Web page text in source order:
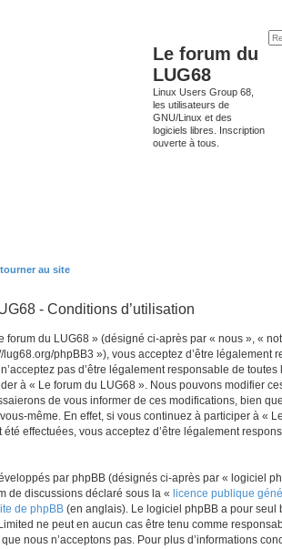
Le forum du
LUG68
Linux Users Group 68,
les utilisateurs de
GNU/Linux et des
logiciels libres. Inscription
ouverte à tous.
au site
- Conditions d’utilisation
forum du LUG68 » (désigné ci-après par « nous », «
lug68.org/phpBB3 »), vous acceptez d’être légalement
pas d’être légalement responsable de
à « Le forum du LUG68 ». Nous pouvons modifier
de vous informer de ces modifications, bien
même. En effet, si vous continuez à participer à «
effectuées, vous acceptez d’être légalement
par phpBB (désignés ci-après par « logiciel
de discussions déclaré sous la « licence publique
de phpBB (en anglais). Le logiciel phpBB a pour seul
ne peut en aucun cas être tenu comme
nous n’acceptons pas. Pour plus d’informations